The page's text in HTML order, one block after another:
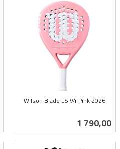
Wilson Blade LS V4 Pink 2026
Pris
1 790,00